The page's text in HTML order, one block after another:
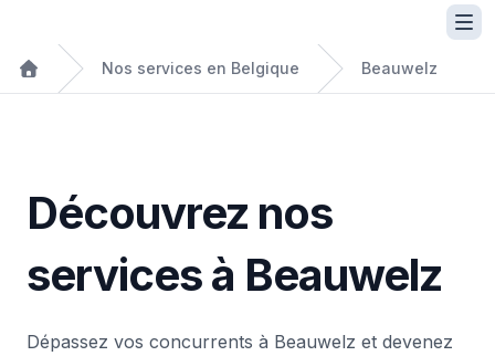
Nos services en Belgique Beauwelz
Découvrez nos
services à Beauwelz
Dépassez vos concurrents à Beauwelz et devenez